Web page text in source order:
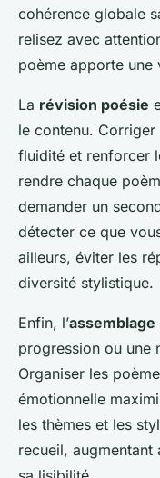
cohérence globale
relisez avec
poème apporte une
La révision poésie
le contenu.
fluidité et renforcer
rendre chaque
demander un
détecter ce que
ailleurs, éviter les
diversité stylistique.
Enfin, l’
progression ou une
Organiser les
émotionnelle
les thèmes et les
recueil,